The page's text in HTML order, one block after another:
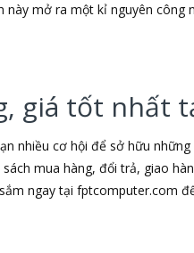
mở ra một kỉ nguyên
giá tốt nhất
nhiều cơ hội để sở hữu
mua hàng, đổi trả, giao
ngay tại fptcomputer.com